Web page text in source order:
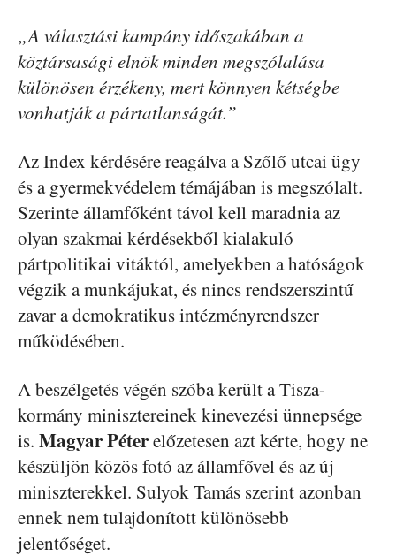
„A választási kampány időszakában a
köztársasági elnök minden megszólalása
különösen érzékeny, mert könnyen kétségbe
vonhatják a pártatlanságát.”
Az Index kérdésére reagálva a Szőlő utcai ügy
és a gyermekvédelem témájában is megszólalt.
Szerinte államfőként távol kell maradnia az
olyan szakmai kérdésekből kialakuló
pártpolitikai vitáktól, amelyekben a hatóságok
végzik a munkájukat, és nincs rendszerszintű
zavar a demokratikus intézményrendszer
működésében.
A beszélgetés végén szóba került a Tisza-
kormány minisztereinek kinevezési ünnepsége
is. Magyar Péterelőzetesen azt kérte, hogy ne
készüljön közös fotó az államfővel és az új
miniszterekkel. Sulyok Tamás szerint azonban
ennek nem tulajdonított különösebb
jelentőséget.